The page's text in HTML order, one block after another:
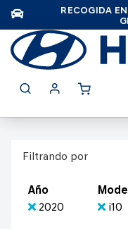
RECOGIDA
Filtrando por
Año
2020
i10